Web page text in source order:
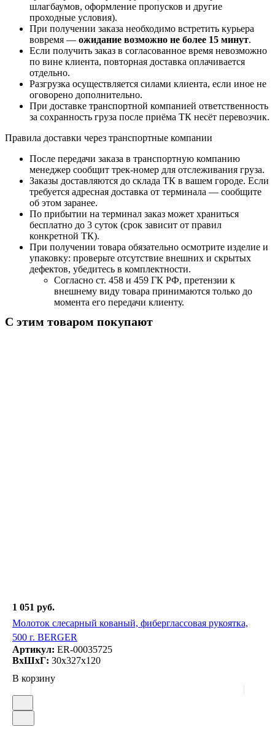
шлагбаумов, оформление пропусков и другие
проходные условия).
При получении заказа необходимо встретить курьера
вовремя — ожидание возможно не более 15 минут.
Если получить заказ в согласованное время невозможно
по вине клиента, повторная доставка оплачивается
отдельно.
Разгрузка осуществляется силами клиента, если иное не
оговорено дополнительно.
При доставке транспортной компанией ответственность
за сохранность груза после приёма ТК несёт перевозчик.
Правила доставки через транспортные компании
После передачи заказа в транспортную компанию
менеджер сообщит трек-номер для отслеживания груза.
Заказы доставляются до склада ТК в вашем городе. Если
требуется адресная доставка от терминала — сообщите
об этом заранее.
По прибытии на терминал заказ может храниться
бесплатно до 3 суток (срок зависит от правил
конкретной ТК).
При получении товара обязательно осмотрите изделие и
упаковку: проверьте отсутствие внешних и скрытых
дефектов, убедитесь в комплектности.
Согласно ст. 458 и 459 ГК РФ, претензии к
внешнему виду товара принимаются только до
момента его передачи клиенту.
С этим товаром покупают
1 051 руб.
Молоток слесарный кованый, фиберглассовая рукоятка,
500 г. BERGER
Артикул: ER-00035725
ВxШxГ: 30x327x120
В корзину